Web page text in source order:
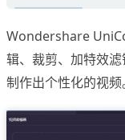
Wondershare
辑、裁剪、加特效
制作出个性化的视频